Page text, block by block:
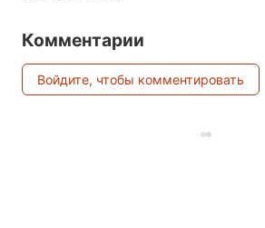
Комментарии
Войдите, чтобы комментировать